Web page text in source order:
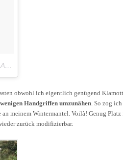
Aug 12, 2016 at 9:45am PDT
obwohl ich eigentlich genügend
Handgriffen umzunähen. So zog
meinem Wintermantel. Voilà! Genug Platz
zurück modifizierbar.